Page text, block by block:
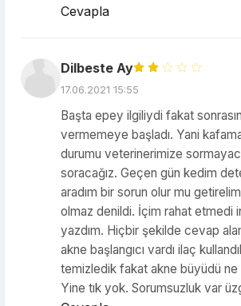
Cevapla
Dilbeste Ay
17.06.2021 15:55
Başta epey ilgiliydi fakat
vermemeye başladı. Yani
durumu veterinerimize
soracağız. Geçen gün kedim
aradım bir sorun olur mu
olmaz denildi. İçim rahat etmedi
yazdım. Hiçbir şekilde cevap
akne başlangıcı vardı ilaç
temizledik fakat akne büyüdü
Yine tık yok. Sorumsuzluk var